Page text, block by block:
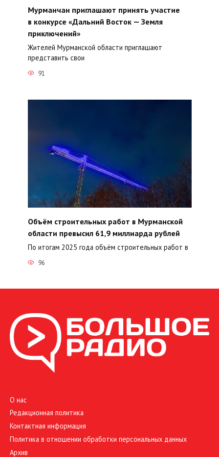
Мурманчан приглашают принять участие
в конкурсе «Дальний Восток — Земля
приключений»
Жителей Мурманской области приглашают
представить свои
91
Объём строительных работ в Мурманской
области превысил 61,9 миллиарда рублей
По итогам 2025 года объём строительных работ в
96
О нас
Редакционная политика
Контактная информация
Политика в отношении обработки персональных данных
Архив